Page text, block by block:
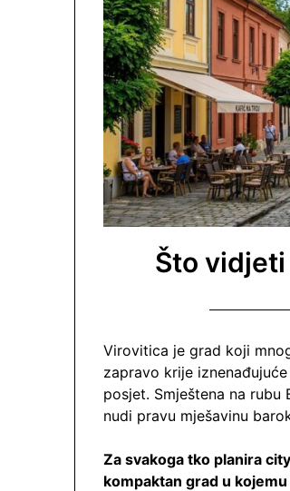
Što
Virovitica je grad koji
zapravo krije
posjet. Smještena na
nudi pravu mješavinu
Za svakoga tko planira
kompaktan grad u